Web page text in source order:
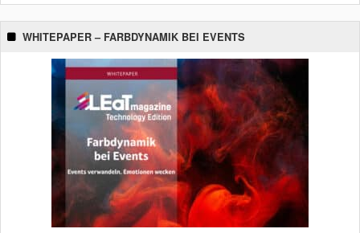
WHITEPAPER – FARBDYNAMIK BEI EVENTS